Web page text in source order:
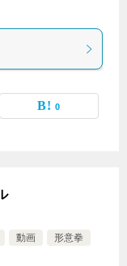
0
動画
形意拳